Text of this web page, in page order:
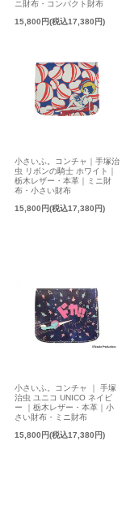
ニ財布・コンパクト財布
15,800円(税込17,380円)
小さいふ。コンチャ｜手塚治
虫 リボンの騎士 ホワイト｜
栃木レザー・本革｜ミニ財
布・小さい財布
15,800円(税込17,380円)
小さいふ。コンチャ ｜ 手塚
治虫 ユニコ UNICO ネイビ
ー ｜栃木レザー・本革｜小
さい財布・ミニ財布
15,800円(税込17,380円)